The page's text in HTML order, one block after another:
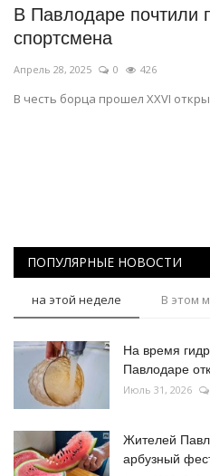
В Павлодаре почтили
спортсмена
Апрель 28, 2025 0 426
В честь борца прошел XXVI
ПОПУЛЯРНЫЕ НОВОСТИ
на этой неделе В этом
На время
Павлодаре
Июль 31, 2026
Жителей
арбузный